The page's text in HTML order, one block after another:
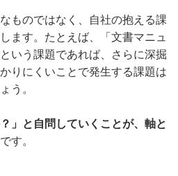
ものではなく、自社の抱える課
ます。たとえば、「文書マニュ
いう課題であれば、さらに深掘
りにくいことで発生する課題は
う。
」と自問していくことが、軸と
です。